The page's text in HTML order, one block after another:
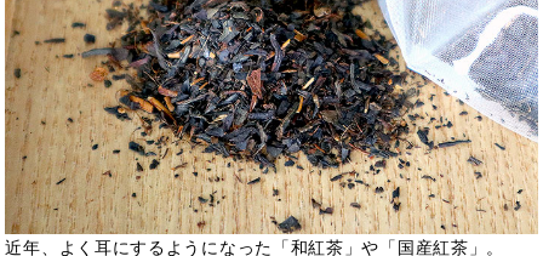
近年、よく耳にするようになった「和紅茶」や「国産紅茶」。